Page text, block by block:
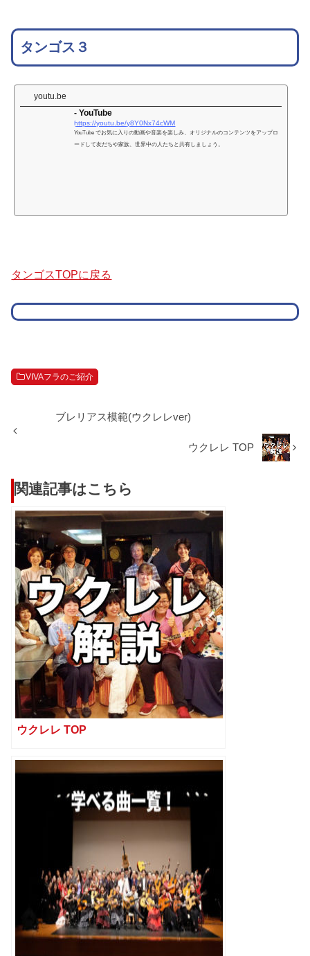
タンゴス３
youtu.be
- YouTube
https://youtu.be/y8Y0Nx74cWM
YouTube でお気に入りの動画や音楽を楽しみ、オリジナルのコンテンツをアップロ
ードして友だちや家族、世界中の人たちと共有しましょう。
タンゴスTOPに戻る
VIVAフラのご紹介
ブレリアス模範(ウクレレver)
ウクレレ TOP
関連記事はこちら
ウクレレ TOP